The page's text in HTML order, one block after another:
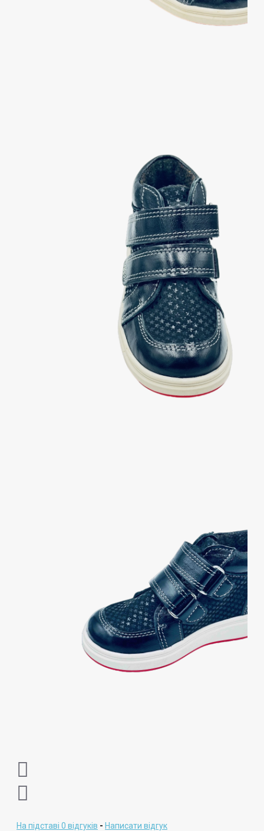
На підставі 0 відгуків - Написати відгук